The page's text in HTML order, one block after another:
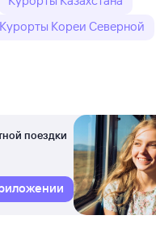
Курорты Кореи Северной
поездки